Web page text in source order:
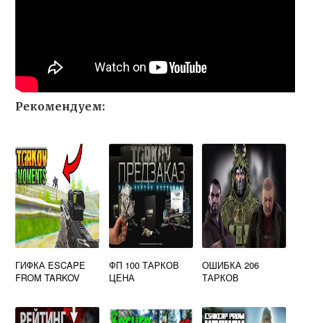
Рекомендуем:
ГИФКА ESCAPE
FROM TARKOV
ФП 100 ТАРКОВ
ЦЕНА
ОШИБКА 206
ТАРКОВ